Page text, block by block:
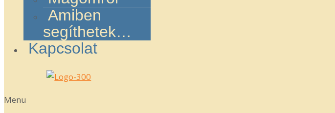
Amiben
segíthetek…
Kapcsolat
Menu